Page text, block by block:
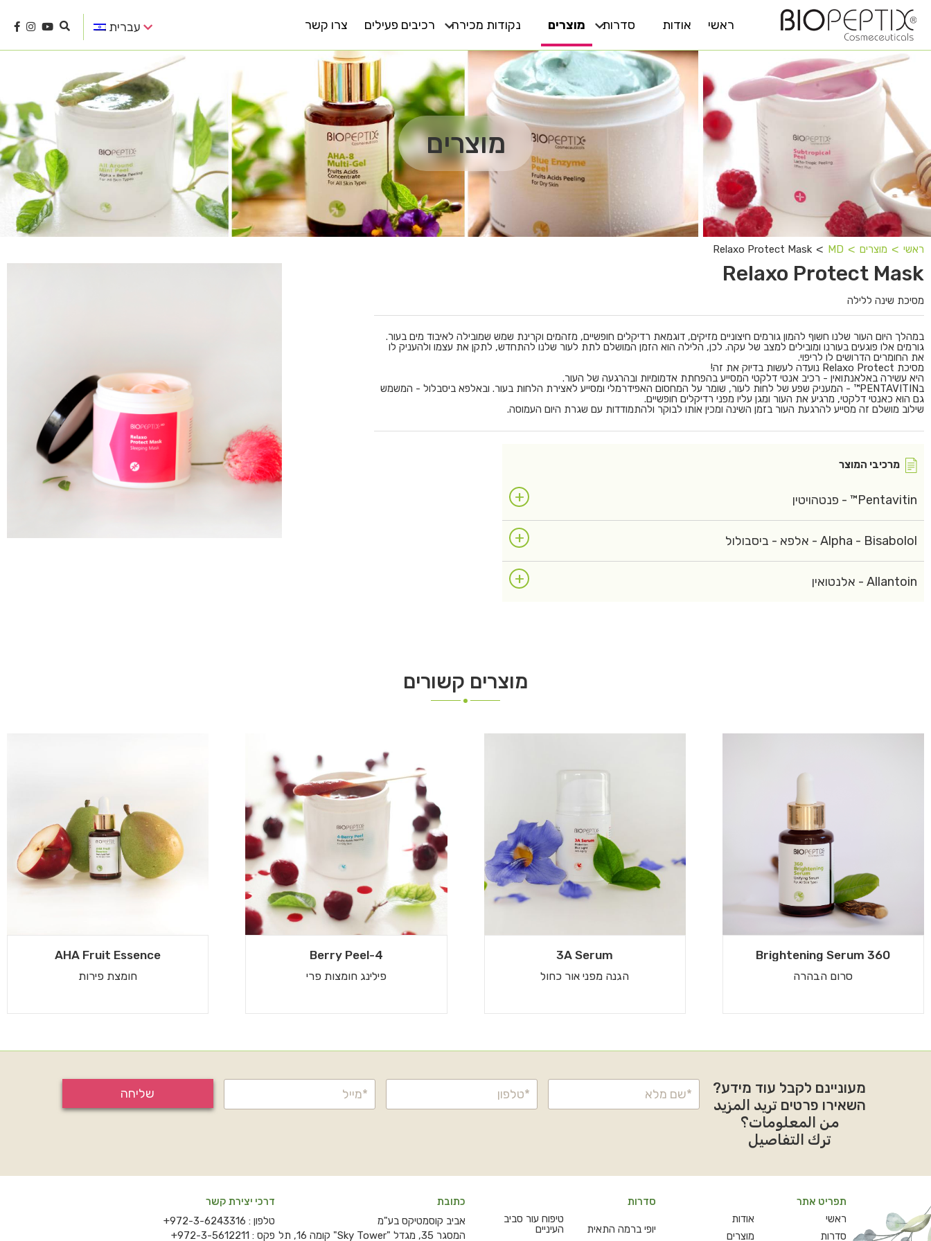
ראשי אודות סדרות
יופי ברמה התאית
טיפוח עור סביב העיניים
עור יבש
אנטי אייגינג
לכל סוגי העור
עור שמן
עור רגיש
מוצרים נקודות מכירה
מפיצים
קוסמטיקאיות בישראל
רכיבים פעילים צרו קשר עברית
מוצרים
ראשי ˂ מוצרים ˂
MD
˂
Relaxo Protect Mask
מסיכת שינה ללילה
במהלך היום העור שלנו חשוף להמון גורמים חיצוניים מזיקים, דוגמאת רדיקלים חופשיים, מזהמים וקרינת שמש שמובילה לאיבוד מים בעור.
גורמים אלו פוגעים בעורנו ומובילים למצב של עקה. לכן, הלילה הוא הזמן המושלם לתת לעור שלנו להתחדש, לתקן את עצמו ולהעניק לו
את החומרים הדרושים לו לריפוי.
מסיכת Relaxo Protect נועדה לעשות בדיוק את זה!
היא עשירה באלאנתואין - רכיב אנטי דלקטי המסייע בהפחתת אדמומיות ובהרגעה של העור.
בPENTAVITIN™ - המעניק שפע של לחות לעור, שומר על המחסום האפידרמלי ומסייע לאצירת הלחות בעור. ובאלפא ביסבלול - המשמש
גם הוא כאנטי דלקטי, מרגיע את העור ומגן עליו מפני רדיקלים חופשיים.
שילוב מושלם זה מסייע להרגעת העור בזמן השינה ומכין אותו לבוקר ולהתמודדות עם שגרת היום העמוסה.
מרכיבי המוצר
Pentavitin™ - פנטהויטין +
Alpha - Bisabolol - אלפא - ביסבולול +
Allantoin - אלנטואין +
מוצרים קשורים
360 Brightening Serum
סרום הבהרה
3A Serum
הגנה מפני אור כחול
4-Berry Peel
פילינג חומצות פרי
AHA Fruit Essence
חומצת פירות
מעוניינם לקבל עוד מידע?
השאירו פרטים تريد المزيد
من المعلومات؟
ترك التفاصيل
שליחה
תפריט אתר
ראשי
אודות
סדרות
מוצרים
סדרות
יופי ברמה התאית
טיפוח עור סביב
העיניים
כתובת
אביב קוסמטיקס בע"מ
המסגר 35, מגדל "Sky Tower" קומה 16, תל
דרכי יצירת קשר
טלפון : +972-3-6243316
פקס : +972-3-5612211